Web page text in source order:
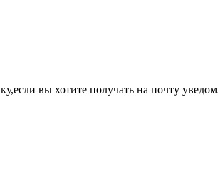
вы хотите получать на почту